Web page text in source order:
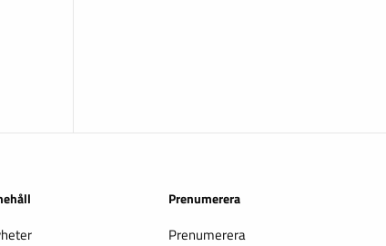
Prenumerera
Prenumerera